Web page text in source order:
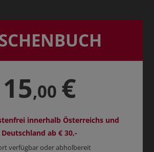
15,00 €
innerhalb Österreichs und
Deutschland ab € 30,-
verfügbar oder abholbereit